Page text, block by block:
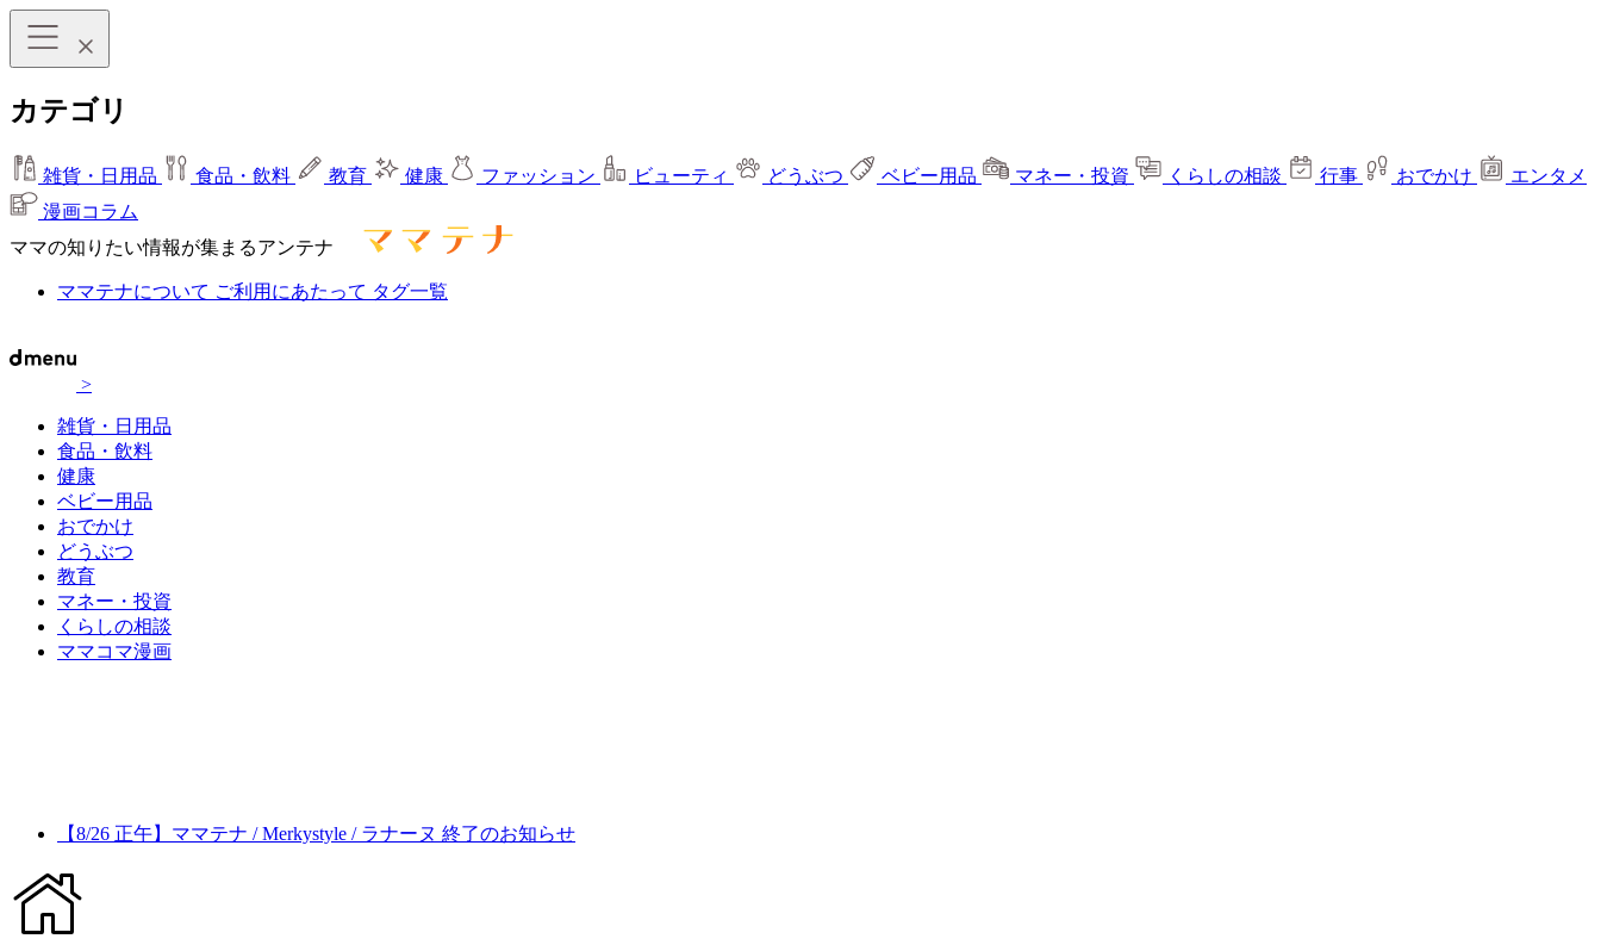
カテゴリ
雑貨・日用品 食品・飲料 教育 健康 ファッション ビューティ どうぶつ ベビー用品 マネー・投資 くらしの相談 行事 おでかけ
エンタメ
漫画コラム
ママの知りたい情報が集まるアンテナ
ママテナについて ご利用にあたって タグ一覧
>
雑貨・日用品
食品・飲料
健康
ベビー用品
おでかけ
どうぶつ
教育
マネー・投資
くらしの相談
ママコマ漫画
【8/26 正午】ママテナ / Merkystyle / ラナーヌ 終了のお知らせ